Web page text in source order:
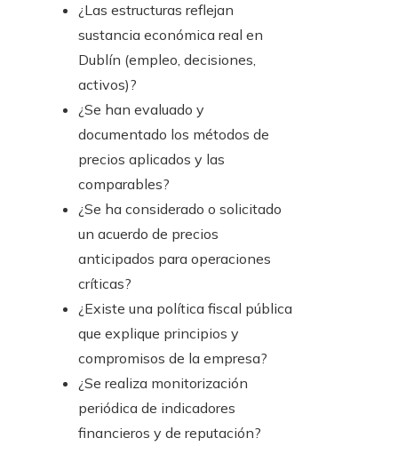
¿Las estructuras reflejan
sustancia económica real en
Dublín (empleo, decisiones,
activos)?
¿Se han evaluado y
documentado los métodos de
precios aplicados y las
comparables?
¿Se ha considerado o solicitado
un acuerdo de precios
anticipados para operaciones
críticas?
¿Existe una política fiscal pública
que explique principios y
compromisos de la empresa?
¿Se realiza monitorización
periódica de indicadores
financieros y de reputación?